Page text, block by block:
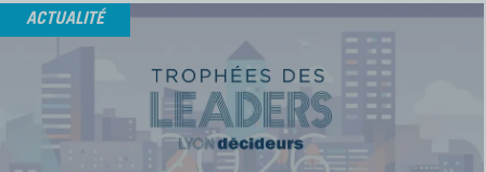
ACTUALITÉ